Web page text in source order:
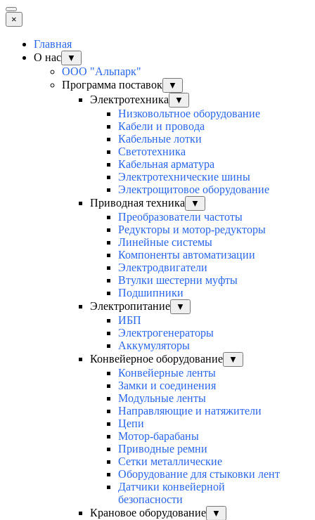
×
Главная
О нас
▼
ООО "Альпарк"
Программа поставок
▼
Электротехника ▼
Низковольтное оборудование
Кабели и провода
Кабельные лотки
Светотехника
Кабельная арматура
Электротехнические шины
Электрощитовое оборудование
Приводная техника
▼
Преобразователи частоты
Редукторы и мотор-редукторы
Линейные системы
Компоненты автоматизации
Электродвигатели
Втулки шестерни муфты
Подшипники
Электропитание
▼
ИБП
Электрогенераторы
Аккумуляторы
Конвейерное оборудование
▼
Конвейерные ленты
Замки и соединения
Модульные ленты
Направляющие и натяжители
Цепи
Мотор-барабаны
Приводные ремни
Сетки металлические
Оборудование для стыковки лент
Датчики конвейерной
безопасности
Крановое оборудование
▼